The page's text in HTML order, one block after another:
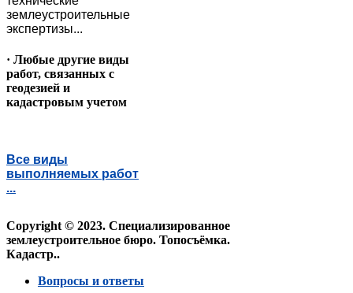
землеустроительные
экспертизы...
· Любые другие виды
работ, связанных с
геодезией и
кадастровым учетом
Все виды
выполняемых работ
...
Copyright © 2023. Специализированное
землеустроительное бюро. Топосъёмка.
Кадастр..
Вопросы и ответы